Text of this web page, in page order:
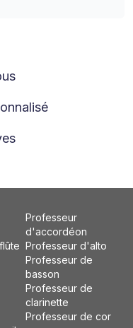
Professeur
d'accordéon
Professeur d'alto
Professeur de
basson
Professeur de
clarinette
Professeur de cor